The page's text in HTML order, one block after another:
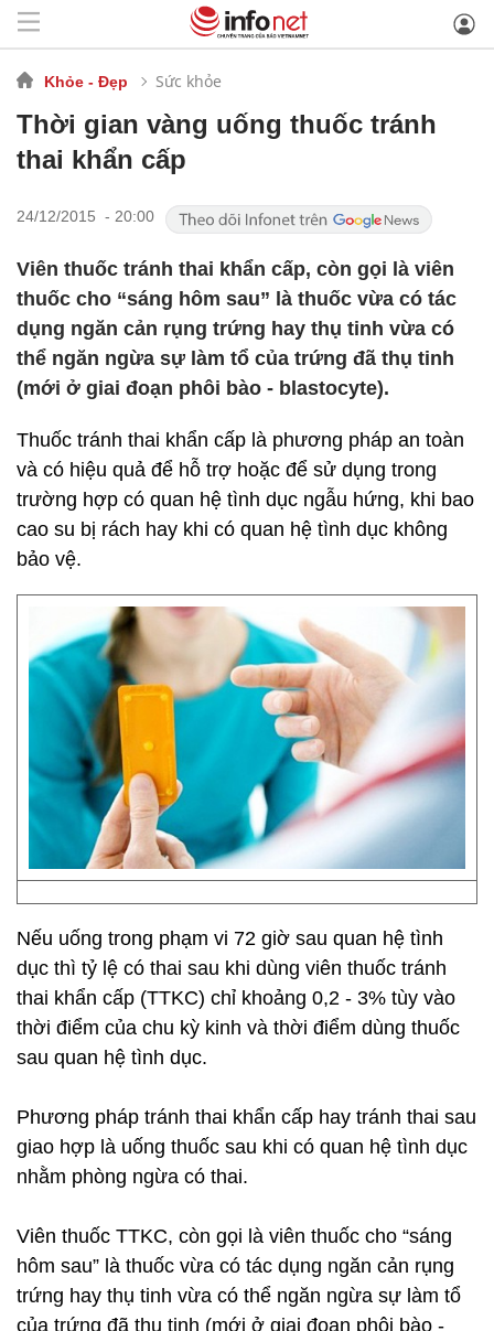
Khỏe - Đẹp Sức khỏe
Thời gian vàng uống thuốc tránh
thai khẩn cấp
24/12/2015 - 20:00
Viên thuốc tránh thai khẩn cấp, còn gọi là viên
thuốc cho “sáng hôm sau” là thuốc vừa có tác
dụng ngăn cản rụng trứng hay thụ tinh vừa có
thể ngăn ngừa sự làm tổ của trứng đã thụ tinh
(mới ở giai đoạn phôi bào - blastocyte).
Thuốc tránh thai khẩn cấp là phương pháp an toàn
và có hiệu quả để hỗ trợ hoặc để sử dụng trong
trường hợp có quan hệ tình dục ngẫu hứng, khi bao
cao su bị rách hay khi có quan hệ tình dục không
bảo vệ.
Nếu uống trong phạm vi 72 giờ sau quan hệ tình
dục thì tỷ lệ có thai sau khi dùng viên thuốc tránh
thai khẩn cấp (TTKC) chỉ khoảng 0,2 - 3% tùy vào
thời điểm của chu kỳ kinh và thời điểm dùng thuốc
sau quan hệ tình dục.
Phương pháp tránh thai khẩn cấp hay tránh thai sau
giao hợp là uống thuốc sau khi có quan hệ tình dục
nhằm phòng ngừa có thai.
Viên thuốc TTKC, còn gọi là viên thuốc cho “sáng
hôm sau” là thuốc vừa có tác dụng ngăn cản rụng
trứng hay thụ tinh vừa có thể ngăn ngừa sự làm tổ
của trứng đã thụ tinh (mới ở giai đoạn phôi bào -